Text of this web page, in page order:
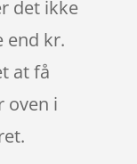
det ikke
end kr.
at få
oven i